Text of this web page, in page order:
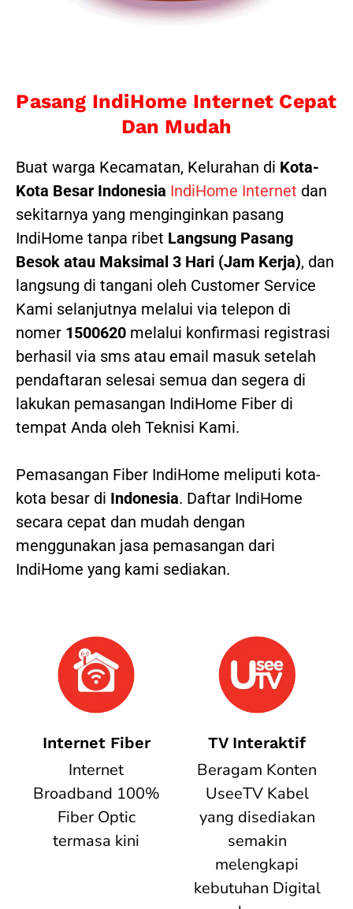
Pasang IndiHome Internet Cepat
Dan Mudah
Buat warga Kecamatan, Kelurahan di Kota-
Kota Besar Indonesia IndiHome Internet dan
sekitarnya yang menginginkan pasang
IndiHome tanpa ribet Langsung Pasang
Besok atau Maksimal 3 Hari (Jam Kerja), dan
langsung di tangani oleh Customer Service
Kami selanjutnya melalui via telepon di
nomer 1500620 melalui konfirmasi registrasi
berhasil via sms atau email masuk setelah
pendaftaran selesai semua dan segera di
lakukan pemasangan IndiHome Fiber di
tempat Anda oleh Teknisi Kami.
Pemasangan Fiber IndiHome meliputi kota-
kota besar di Indonesia. Daftar IndiHome
secara cepat dan mudah dengan
menggunakan jasa pemasangan dari
IndiHome yang kami sediakan.
Internet Fiber
Internet
Broadband 100%
Fiber Optic
termasa kini
TV Interaktif
Beragam Konten
UseeTV Kabel
yang disediakan
semakin
melengkapi
kebutuhan Digital